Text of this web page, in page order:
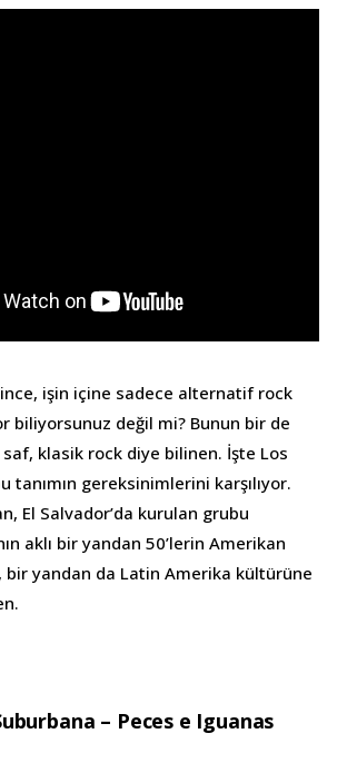
işin içine sadece alternatif rock
biliyorsunuz değil mi? Bunun bir de
saf, klasik rock diye bilinen. İşte Los
tanımın gereksinimlerini karşılıyor.
El Salvador’da kurulan grubu
aklı bir yandan 50’lerin Amerikan
bir yandan da Latin Amerika kültürüne
– Peces e Iguanas